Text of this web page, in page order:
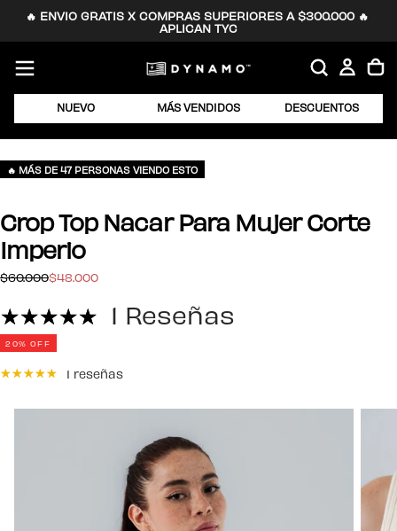
🔥 ENVIO GRATIS X COMPRAS SUPERIORES A $300.000 🔥
APLICAN TYC
SALTAR
NUEVO MÁS VENDIDOS DESCUENTOS
🔥 MÁS DE 47 PERSONAS VIENDO ESTO
Crop Top Nacar Para Mujer Corte
Imperio
$48.000
Precio
$60.000Precio
oferta
$48.000
1 Reseñas
20% OFF
1 reseñas